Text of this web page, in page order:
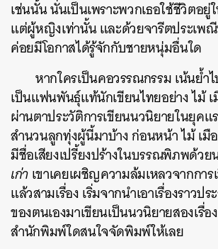
เช่นนั้น นั่นเป็นเพราะพวกเธอใช้ชีวิตอ
แต่ผู้หญิงเท่านั้น และด้วยจารีตประเพ
ค่อยมีโอกาสได้รู้จักกับชายหนุ่มอื่นใด
หากใครเป็นคอวรรณกรรม เน้นย้ำ
เป็นแฟนพันธุ์แท้นักเขียนไทยอย่าง ไม้ เ
ผ่านตาประวัติการเขียนนวนิยายในยุคแ
สำนวนลูกทุ่งผู้นี้มาบ้าง ก่อนหน้า ไม้ เมื
มีชื่อเสียงเปรี้ยงปร้างในบรรณพิภพด้วย
เก่าเขาเคยเผชิญความล้มเหลวจากกา
แล้วสามเรื่อง เริ่มจากนำเอาเรื่องราวป
ของตนเองมาเขียนเป็นนวนิยายสองเรื่
สำนักพิมพ์ใดสนใจจัดพิมพ์ให้เลย